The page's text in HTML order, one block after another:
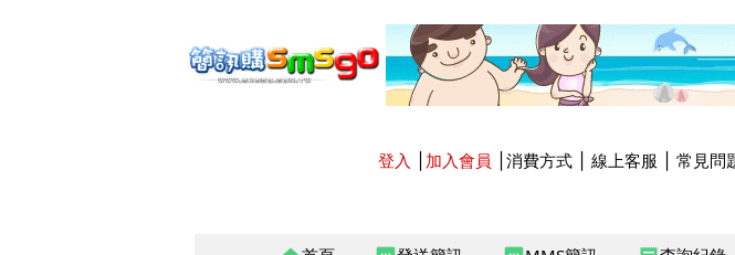
登入 加入會員 消費方式 線上客服 常見問